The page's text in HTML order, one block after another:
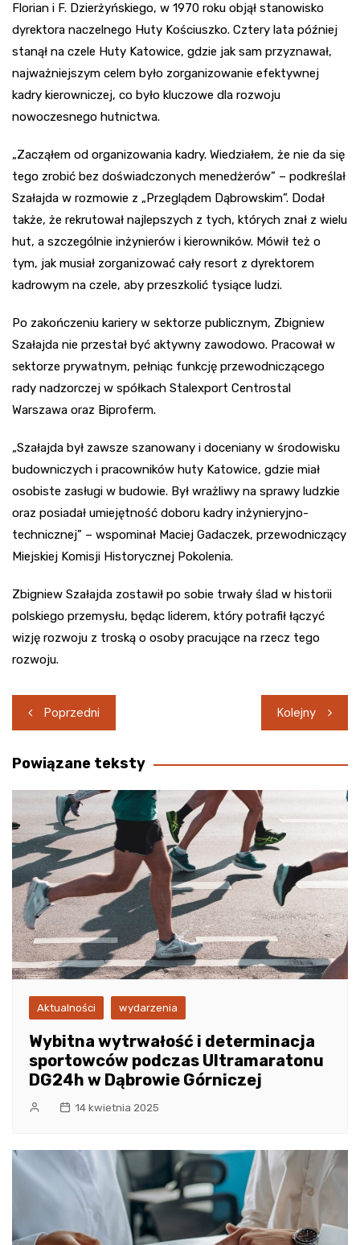
Florian i F. Dzierżyńskiego, w 1970 roku objął stanowisko
dyrektora naczelnego Huty Kościuszko. Cztery lata później
stanął na czele Huty Katowice, gdzie jak sam przyznawał,
najważniejszym celem było zorganizowanie efektywnej
kadry kierowniczej, co było kluczowe dla rozwoju
nowoczesnego hutnictwa.
„Zacząłem od organizowania kadry. Wiedziałem, że nie da się
tego zrobić bez doświadczonych menedżerów” – podkreślał
Szałajda w rozmowie z „Przeglądem Dąbrowskim”. Dodał
także, że rekrutował najlepszych z tych, których znał z wielu
hut, a szczególnie inżynierów i kierowników. Mówił też o
tym, jak musiał zorganizować cały resort z dyrektorem
kadrowym na czele, aby przeszkolić tysiące ludzi.
Po zakończeniu kariery w sektorze publicznym, Zbigniew
Szałajda nie przestał być aktywny zawodowo. Pracował w
sektorze prywatnym, pełniąc funkcję przewodniczącego
rady nadzorczej w spółkach Stalexport Centrostal
Warszawa oraz Biproferm.
„Szałajda był zawsze szanowany i doceniany w środowisku
budowniczych i pracowników huty Katowice, gdzie miał
osobiste zasługi w budowie. Był wrażliwy na sprawy ludzkie
oraz posiadał umiejętność doboru kadry inżynieryjno-
technicznej” – wspominał Maciej Gadaczek, przewodniczący
Miejskiej Komisji Historycznej Pokolenia.
Zbigniew Szałajda zostawił po sobie trwały ślad w historii
polskiego przemysłu, będąc liderem, który potrafił łączyć
wizję rozwoju z troską o osoby pracujące na rzecz tego
rozwoju.
Nawigacja
wpisu
Poprzedni Kolejny
Powiązane teksty
Aktualności wydarzenia
Wybitna wytrwałość i determinacja
sportowców podczas Ultramaratonu
DG24h w Dąbrowie Górniczej
14 kwietnia 2025